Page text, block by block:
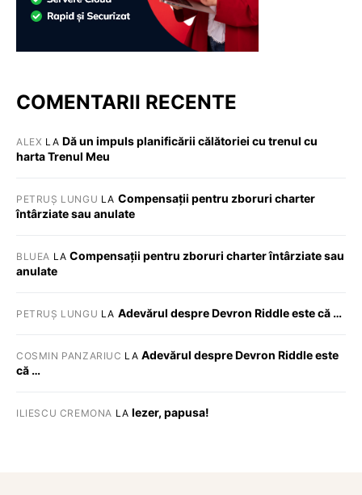
COMENTARII RECENTE
ALEX LA Dă un impuls planificării călătoriei cu trenul cu
harta Trenul Meu
PETRUȘ LUNGU LA Compensații pentru zboruri charter
întârziate sau anulate
BLUEA LACompensații pentru zboruri charter întârziate sau
anulate
PETRUȘ LUNGU LA Adevărul despre Devron Riddle este că …
COSMIN PANZARIUC LA Adevărul despre Devron Riddle este
că …
ILIESCU CREMONA LA Iezer, papusa!